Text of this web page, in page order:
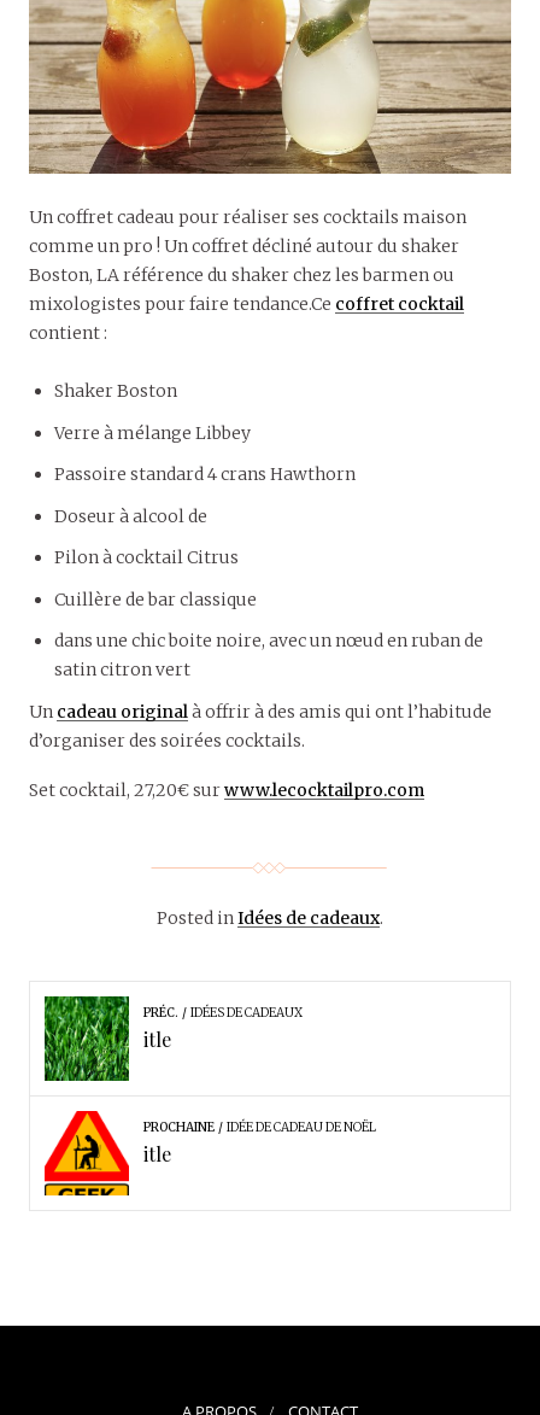
Un coffret cadeau pour réaliser ses cocktails maison
comme un pro ! Un coffret décliné autour du shaker
Boston, LA référence du shaker chez les barmen ou
mixologistes pour faire tendance.Ce coffret cocktail
contient :
Shaker Boston
Verre à mélange Libbey
Passoire standard 4 crans Hawthorn
Doseur à alcool de
Pilon à cocktail Citrus
Cuillère de bar classique
dans une chic boite noire, avec un nœud en ruban de
satin citron vert
Un cadeau originalà offrir à des amis qui ont l’habitude
d’organiser des soirées cocktails.
Set cocktail, 27,20€ surwww.lecocktailpro.com
Posted in Idées de cadeaux.
PRÉC. IDÉES DE CADEAUX
itle
PROCHAINE IDÉE DE CADEAU DE NOËL
itle